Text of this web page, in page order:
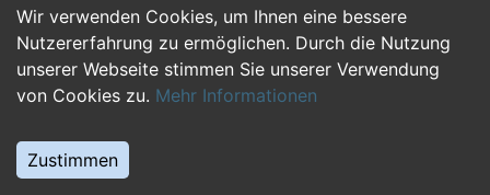
Wir verwenden Cookies, um Ihnen eine bessere
Nutzererfahrung zu ermöglichen. Durch die Nutzung
unserer Webseite stimmen Sie unserer Verwendung
von Cookies zu. Mehr Informationen
Zustimmen
50plus-jobs.de – Dein
Portal für Jobs ab 50!
Du bist über 50 und suchst nach einer neuen
beruflichen Herausforderung oder einem
Jobwechsel? Auf